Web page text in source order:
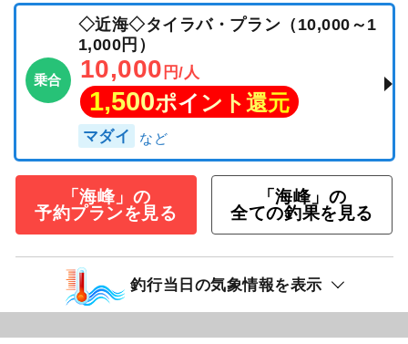
乗合
◇近海◇タイラバ・プラン（10,000～1
1,000円）
10,000 円/人
1,500ポイント還元
マダイ
「海峰」の
予約プランを見る
「海峰」の
全ての釣果を見る
釣行当日の気象情報を表示